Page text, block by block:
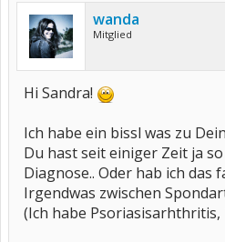
wanda
Mitglied
Hi Sandra!
Ich habe ein bissl was zu
Du hast seit einiger Zeit ja
Diagnose.. Oder hab ich das
Irgendwas zwischen
(Ich habe Psoriasisarhthritis,